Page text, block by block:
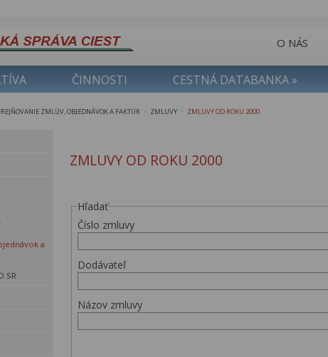
O NÁS
ČINNOSTI CESTNÁ DATABANKA »
ZMLÚV, OBJEDNÁVOK A FAKTÚR ZMLUVY ZMLUVY OD ROKU 2000
ZMLUVY OD ROKU 2000
Hľadať
Číslo zmluvy
Dodávateľ
Názov zmluvy
a
SR